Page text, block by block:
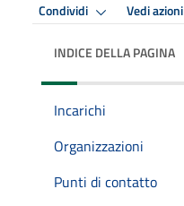
Condividi Vedi azioni
INDICE DELLA PAGINA
Incarichi
Organizzazioni
Punti di contatto